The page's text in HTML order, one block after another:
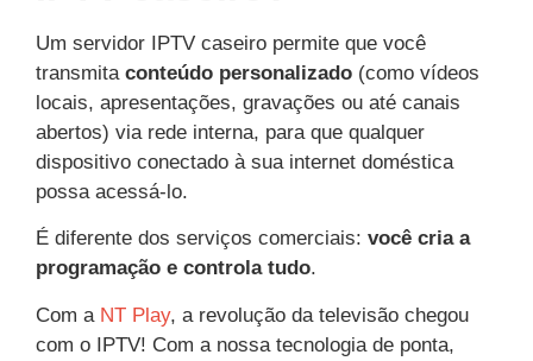
Um servidor IPTV caseiro permite que você
transmita conteúdo personalizado (como vídeos
locais, apresentações, gravações ou até canais
abertos) via rede interna, para que qualquer
dispositivo conectado à sua internet doméstica
possa acessá-lo.
É diferente dos serviços comerciais: você cria a
programação e controla tudo.
Com a NT Play, a revolução da televisão chegou
com o IPTV! Com a nossa tecnologia de ponta,